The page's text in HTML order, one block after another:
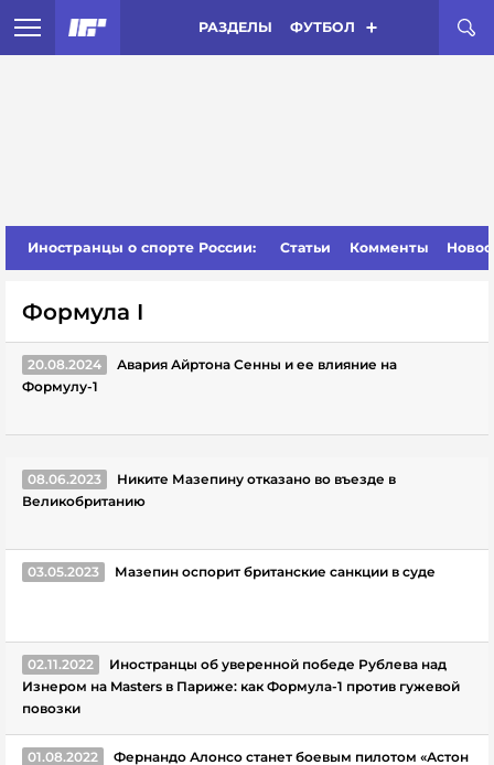
РАЗДЕЛЫ ФУТБОЛ
Иностранцы о спорте России: Статьи Комменты
Формула I
20.08.2024
Авария Айртона Сенны и ее влияние на
Формулу-1
08.06.2023
Никите Мазепину отказано во въезде в
Великобританию
03.05.2023 Мазепин оспорит британские санкции в суде
02.11.2022
Иностранцы об уверенной победе Рублева над
Изнером на Masters в Париже: как Формула-1 против гужевой
повозки
01.08.2022
Фернандо Алонсо станет боевым пилотом «Астон